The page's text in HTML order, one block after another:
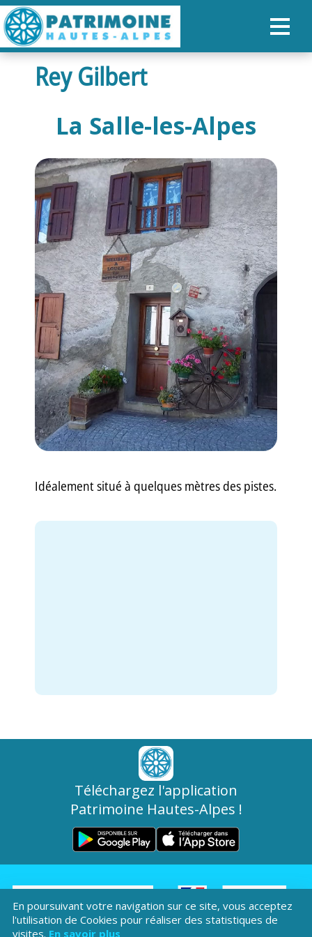
ACCUEIL
NOS PARCOURS
PATRIMOINE
RANDONNÉES
ORGANISER SON SÉJOUR
RECHERCHER
FR
GB
IT
Rey Gilbert
La Salle-les-Alpes
Idéalement situé à quelques mètres des pistes.
Téléchargez l'application
Patrimoine Hautes-Alpes !
Hôtel du Département
En poursuivant votre navigation sur ce site, vous acceptez
l'utilisation de Cookies pour réaliser des statistiques de
visites. En savoir plus